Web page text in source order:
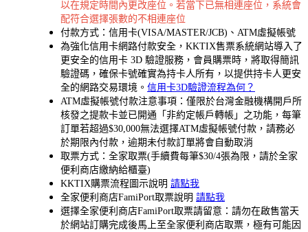
以在規定時間內更改座位。若當下已無相連座位，系統會
配符合選擇張數的不相連座位
付款方式：信用卡(VISA/MASTER/JCB)、ATM虛擬帳號
為強化信用卡網路付款安全，KKTIX售票系統網站導入了
更安全的信用卡 3D 驗證服務，會員購票時，將取得簡訊
驗證碼，確保卡號確實為持卡人所有，以提供持卡人更安
全的網路交易環境。 信用卡3D驗證流程為何？
ATM虛擬帳號付款注意事項：僅限於台灣金融機構開戶所
核發之提款卡並已開通「非約定帳戶轉帳」之功能，每筆
訂單若超過$30,000無法選擇ATM虛擬帳號付款，請務必
於期限內付款，逾期未付款訂單將會自動取消
取票方式：全家取票(手續費每筆$30/4張為限，請於全家
便利商店繳納給櫃臺)
KKTIX購票流程圖示說明 請點我
全家便利商店FamiPort取票說明 請點我
選擇全家便利商店FamiPort取票請留意：請勿在啟售當天
於網站訂購完成後馬上至全家便利商店取票，極有可能因